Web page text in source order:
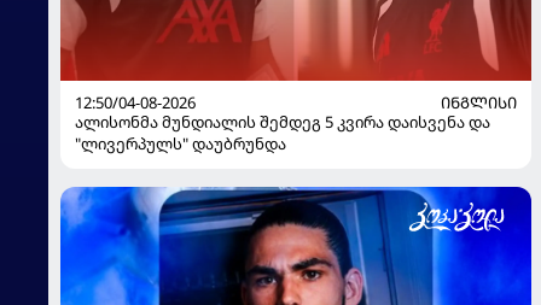
12:50/04-08-2026
ᲘᲜᲒᲚᲘᲡᲘ
ალისონმა მუნდიალის შემდეგ 5 კვირა დაისვენა და
"ლივერპულს" დაუბრუნდა